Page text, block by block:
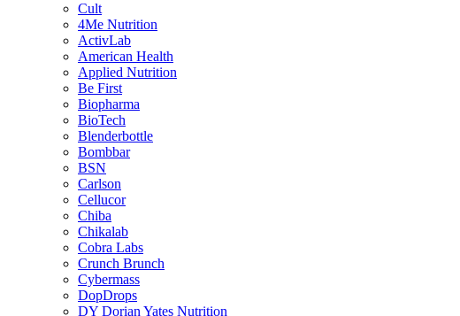
Cult
4Me Nutrition
ActivLab
American Health
Applied Nutrition
Be First
Biopharma
BioTech
Blenderbottle
Bombbar
BSN
Carlson
Cellucor
Chiba
Chikalab
Cobra Labs
Crunch Brunch
Cybermass
DopDrops
DY Dorian Yates Nutrition